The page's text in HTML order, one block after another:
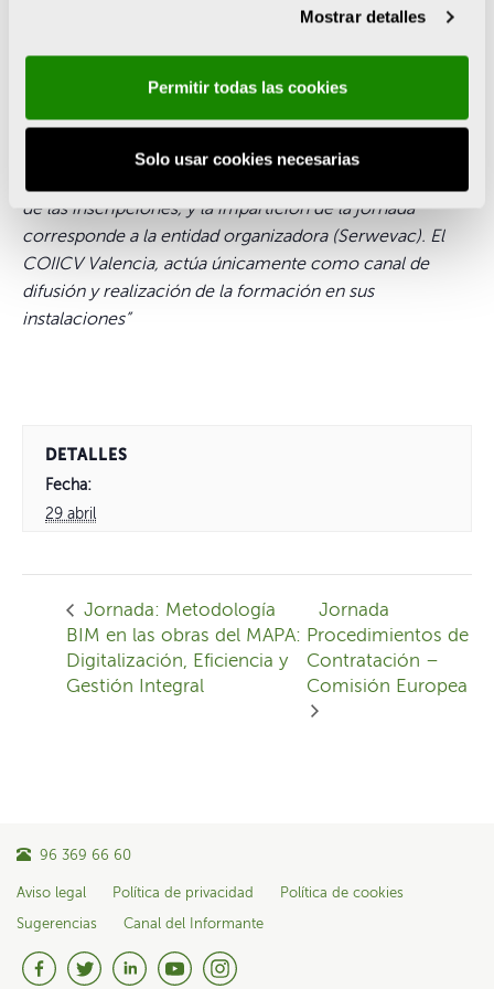
Mostrar detalles
Permitir todas las cookies
Solo usar cookies necesarias
de las inscripciones, y la impartición de la jornada
corresponde a la entidad organizadora (Serwevac). El
COIICV Valencia, actúa únicamente como canal de
difusión y realización de la formación en sus
instalaciones”
DETALLES
Fecha:
29 abril
Jornada: Metodología
BIM en las obras del MAPA:
Digitalización, Eficiencia y
Gestión Integral
Jornada
Procedimientos de
Contratación –
Comisión Europea
96 369 66 60
Aviso legal Política de privacidad Política de cookies
Sugerencias Canal del Informante